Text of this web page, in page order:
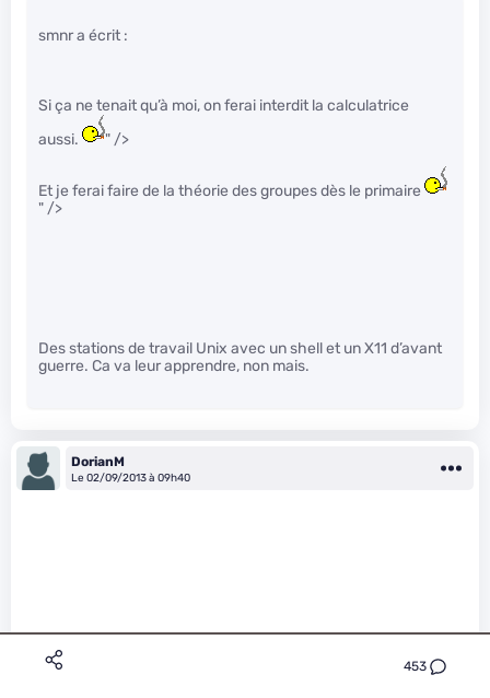
453
smnr a écrit :
Si ça ne tenait qu’à moi, on ferai interdit la calculatrice
aussi.
" />
Et je ferai faire de la théorie des groupes dès le primaire
" />
Des stations de travail Unix avec un shell et un X11 d’avant
guerre. Ca va leur apprendre, non mais.
DorianM
Le 02/09/2013 à 09h40
GuiJo a écrit :